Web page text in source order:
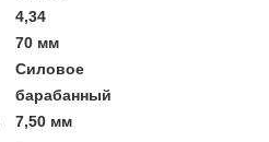
4,34
70 мм
Силовое
барабанный
7,50 мм